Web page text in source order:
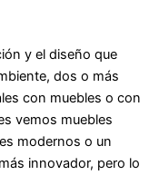
y el diseño que
dos o más
con muebles o con
vemos muebles
modernos o un
innovador, pero lo